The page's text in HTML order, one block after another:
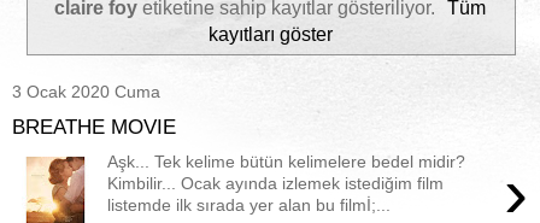
claire foyetiketine sahip kayıtlar gösteriliyor.
Tüm
kayıtları göster
3 Ocak 2020 Cuma
BREATHE MOVIE
›
Aşk... Tek kelime bütün kelimelere bedel midir?
Kimbilir... Ocak ayında izlemek istediğim film
listemde ilk sırada yer alan bu filmİ;...